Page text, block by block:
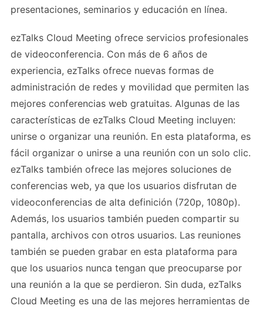
presentaciones, seminarios y educación en línea.
ezTalks Cloud Meeting ofrece servicios profesionales
de videoconferencia. Con más de 6 años de
experiencia, ezTalks ofrece nuevas formas de
administración de redes y movilidad que permiten las
mejores conferencias web gratuitas. Algunas de las
características de ezTalks Cloud Meeting incluyen:
unirse o organizar una reunión. En esta plataforma, es
fácil organizar o unirse a una reunión con un solo clic.
ezTalks también ofrece las mejores soluciones de
conferencias web, ya que los usuarios disfrutan de
videoconferencias de alta definición (720p, 1080p).
Además, los usuarios también pueden compartir su
pantalla, archivos con otros usuarios. Las reuniones
también se pueden grabar en esta plataforma para
que los usuarios nunca tengan que preocuparse por
una reunión a la que se perdieron. Sin duda, ezTalks
Cloud Meeting es una de las mejores herramientas de